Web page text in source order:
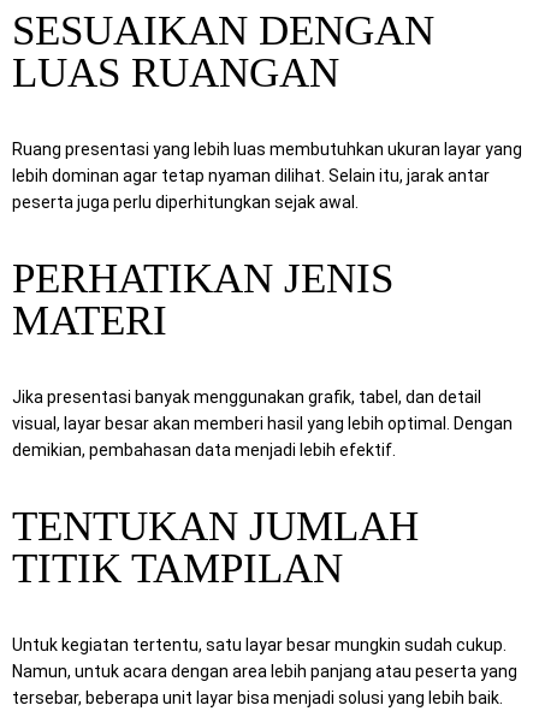
SESUAIKAN DENGAN
LUAS RUANGAN
Ruang presentasi yang lebih luas membutuhkan ukuran layar yang
lebih dominan agar tetap nyaman dilihat. Selain itu, jarak antar
peserta juga perlu diperhitungkan sejak awal.
PERHATIKAN JENIS
MATERI
Jika presentasi banyak menggunakan grafik, tabel, dan detail
visual, layar besar akan memberi hasil yang lebih optimal. Dengan
demikian, pembahasan data menjadi lebih efektif.
TENTUKAN JUMLAH
TITIK TAMPILAN
Untuk kegiatan tertentu, satu layar besar mungkin sudah cukup.
Namun, untuk acara dengan area lebih panjang atau peserta yang
tersebar, beberapa unit layar bisa menjadi solusi yang lebih baik.